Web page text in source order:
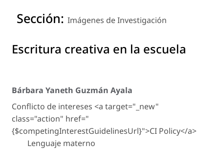
Sección: Imágenes de Investigación
Escritura creativa en la escuela
Bárbara Yaneth Guzmán Ayala
Conflicto de intereses <a target="_new"
class="action" href="
{$competingInterestGuidelinesUrl}">CI Policy</a>
Lenguaje materno